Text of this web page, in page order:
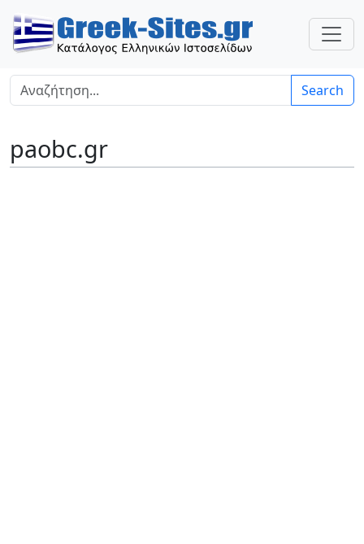
Search
paobc.gr